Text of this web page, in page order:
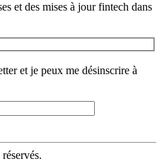
et des mises à jour fintech dans
et je peux me désinscrire à